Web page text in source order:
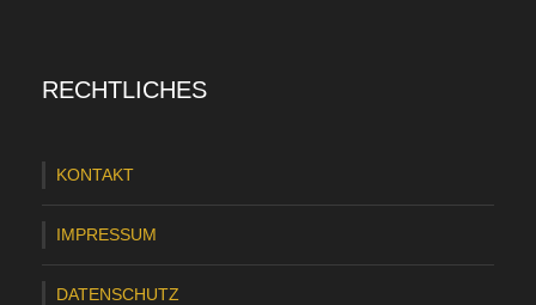
RECHTLICHES
KONTAKT
IMPRESSUM
DATENSCHUTZ